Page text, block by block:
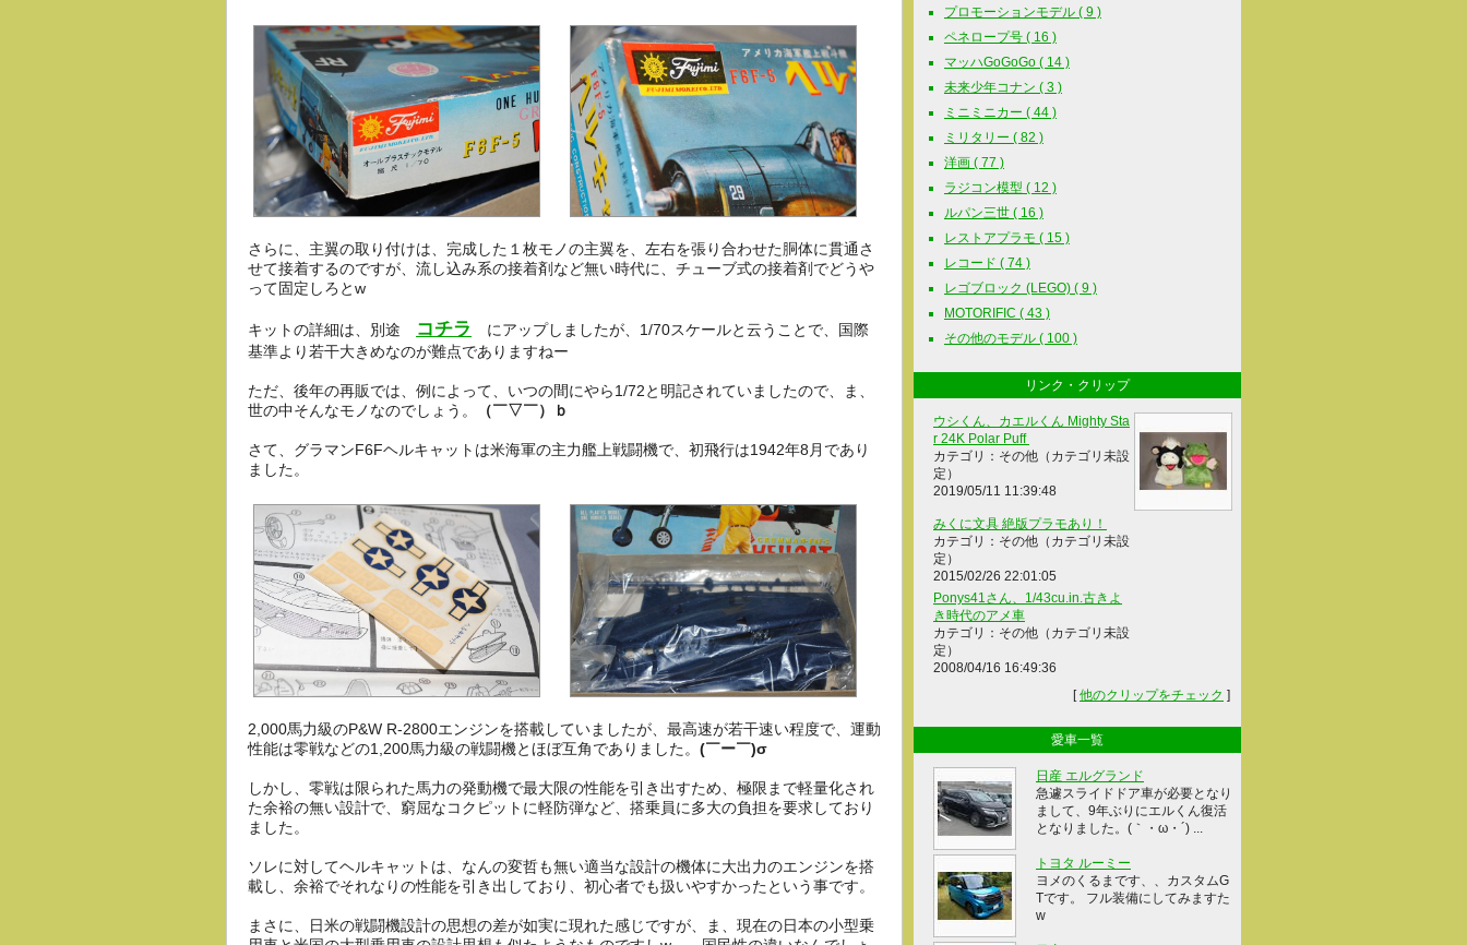
さらに、主翼の取り付けは、完成した１枚モノの主翼を、左右を張り合わせた胴体に貫通さ
せて接着するのですが、流し込み系の接着剤など無い時代に、チューブ式の接着剤でどうや
って固定しろとw
キットの詳細は、別途 コチラ
にアップしましたが、1/70スケールと云うことで、国際
基準より若干大きめなのが難点でありますねー
ただ、後年の再販では、例によって、いつの間にやら1/72と明記されていましたので、ま、
世の中そんなモノなのでしょう。
（￣▽￣）ｂ
さて、グラマンF6Fヘルキャットは米海軍の主力艦上戦闘機で、初飛行は1942年8月であり
ました。
2,000馬力級のP&W R-2800エンジンを搭載していましたが、最高速が若干速い程度で、運動
性能は零戦などの1,200馬力級の戦闘機とほぼ互角でありました。 (￣ー￣)σ
しかし、零戦は限られた馬力の発動機で最大限の性能を引き出すため、極限まで軽量化され
た余裕の無い設計で、窮屈なコクピットに軽防弾など、搭乗員に多大の負担を要求しており
ました。
ソレに対してヘルキャットは、なんの変哲も無い適当な設計の機体に大出力のエンジンを搭
載し、余裕でそれなりの性能を引き出しており、初心者でも扱いやすかったという事です。
まさに、日米の戦闘機設計の思想の差が如実に現れた感じですが、ま、現在の日本の小型乗
プロモーションモデル ( 9 )
ペネロープ号 ( 16 )
マッハGoGoGo ( 14 )
未来少年コナン ( 3 )
ミニミニカー ( 44 )
ミリタリー ( 82 )
洋画 ( 77 )
ラジコン模型 ( 12 )
ルパン三世 ( 16 )
レストアプラモ ( 15 )
レコード ( 74 )
レゴブロック (LEGO) ( 9 )
MOTORIFIC ( 43 )
その他のモデル ( 100 )
リンク・クリップ
ウシくん、カエルくん Mighty Sta
r 24K Polar Puff
カテゴリ：その他（カテゴリ未設
定）
2019/05/11 11:39:48
みくに文具 絶版プラモあり！
カテゴリ：その他（カテゴリ未設
定）
2015/02/26 22:01:05
Ponys41さん、1/43cu.in.古きよ
き時代のアメ車
カテゴリ：その他（カテゴリ未設
定）
2008/04/16 16:49:36
[他のクリップをチェック ]
愛車一覧
日産 エルグランド
急遽スライドドア車が必要となり
まして、9年ぶりにエルくん復活
となりました。(｀・ω・´) ...
トヨタ ルーミー
ヨメのくるまです、、カスタムG
Tです。 フル装備にしてみますた
w